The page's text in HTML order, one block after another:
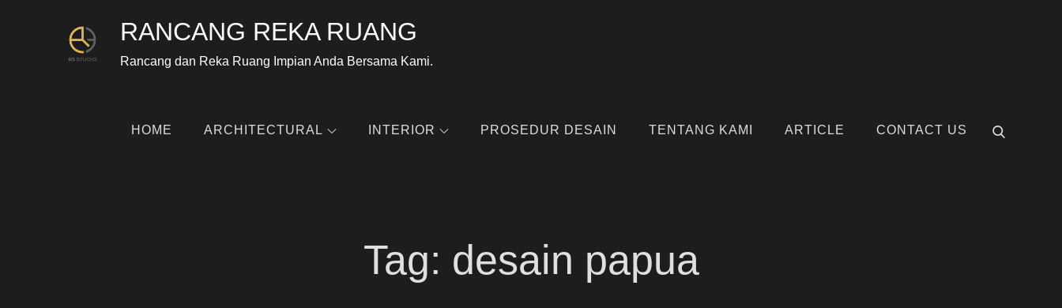
RANCANG REKA RUANG
Rancang dan Reka Ruang Impian Anda Bersama Kami.
HOME ARCHITECTURAL INTERIOR PROSEDUR DESAIN TENTANG KAMI ARTICLE CONTACT US
Tag: desain papua